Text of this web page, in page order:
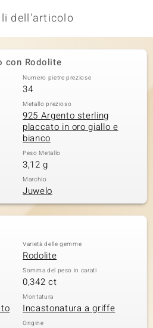
dell'articolo
con Rodolite
Numero pietre preziose
34
Metallo prezioso
925 Argento sterling
placcato in oro giallo e
bianco
Peso Metallo
3,12 g
Marchio
Juwelo
Varietà delle gemme
Rodolite
Somma del peso in carati
0,342 ct
Montatura
Incastonatura a griffe
Origine